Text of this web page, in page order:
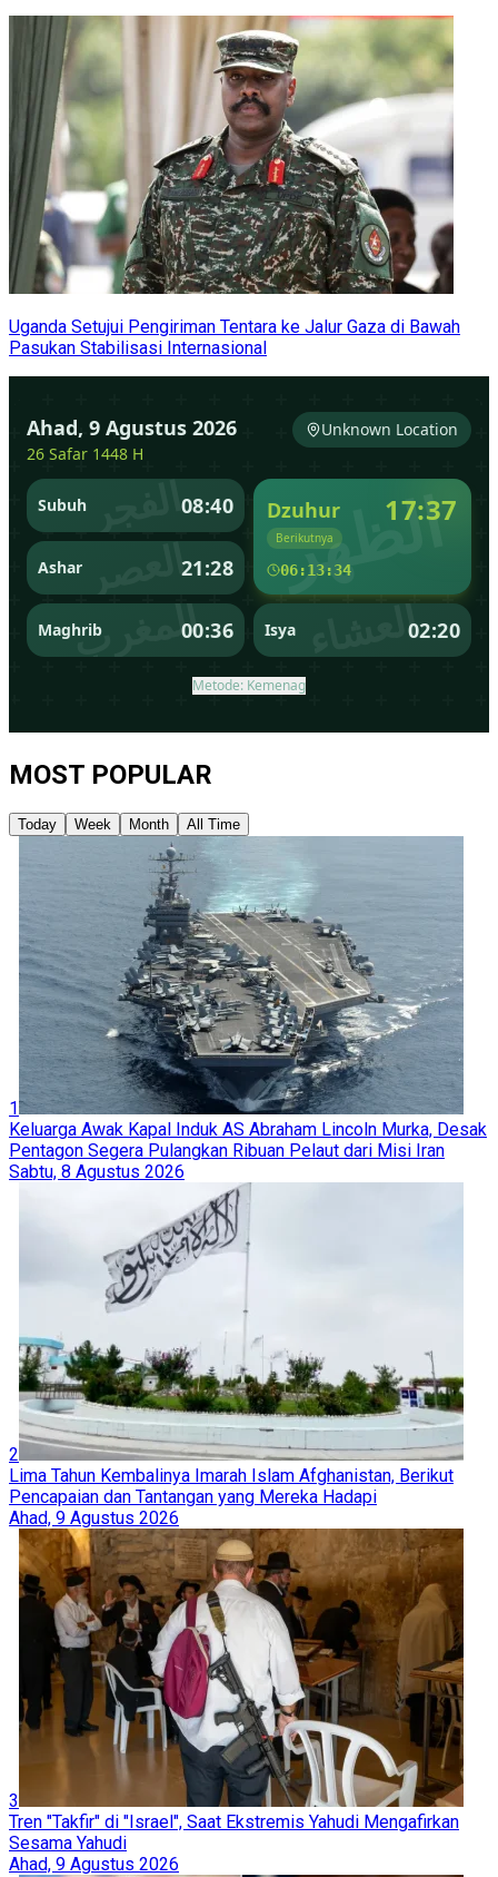
Uganda Setujui Pengiriman Tentara ke Jalur Gaza di Bawah
Pasukan Stabilisasi Internasional
MOST POPULAR
Today Week Month All Time
1
Keluarga Awak Kapal Induk AS Abraham Lincoln Murka, Desak
Pentagon Segera Pulangkan Ribuan Pelaut dari Misi Iran
Sabtu, 8 Agustus 2026
2
Lima Tahun Kembalinya Imarah Islam Afghanistan, Berikut
Pencapaian dan Tantangan yang Mereka Hadapi
Ahad, 9 Agustus 2026
3
Tren "Takfir" di "Israel", Saat Ekstremis Yahudi Mengafirkan
Sesama Yahudi
Ahad, 9 Agustus 2026